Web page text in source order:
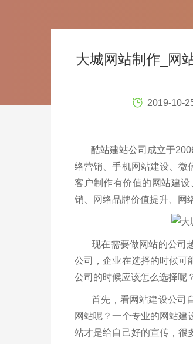
大城网站制作_网
2019-10-
酷站建站公司成立于2006
络营销、手机网站建设、微
客户制作有价值的网站建
销、网络品牌价值提升、网
现在需要做网站的公司越
公司，企业在选择的时候可
公司的时候应该怎么选择呢
首先，看网站建设公司自
网站呢？一个专业的网站建
站才是给自己好的宣传，很